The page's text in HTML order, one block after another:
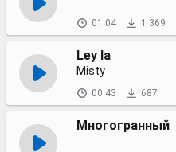
01:04 1 369
Ley la
Misty
00:43 687
Многогранный